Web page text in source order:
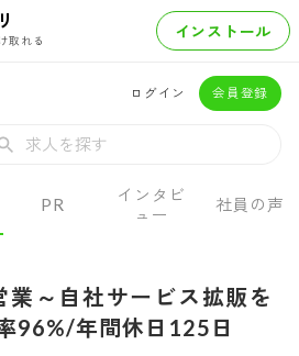
取れる インストール
ログイン 会員登録
求人を探す
PR
インタビ
ュー
社員の声
業～自社サービス拡販を
96%/年間休日125日